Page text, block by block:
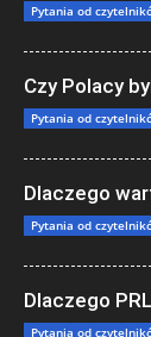
Pytania od
Czy Polacy
Pytania od
Dlaczego
Pytania od
Dlaczego
Pytania od